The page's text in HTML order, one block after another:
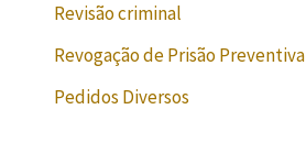
Revisão criminal
Revogação de Prisão Preventiva
Pedidos Diversos